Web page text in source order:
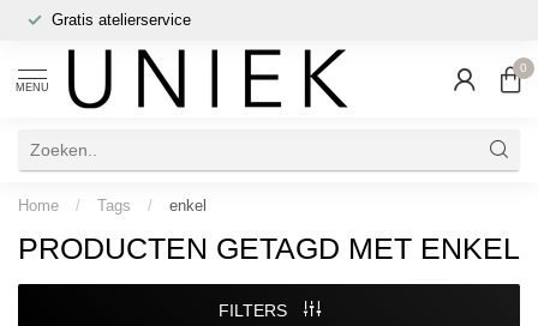
Gratis atelierservice
MENU
0
Home / Tags / enkel
PRODUCTEN GETAGD MET ENKEL
FILTERS